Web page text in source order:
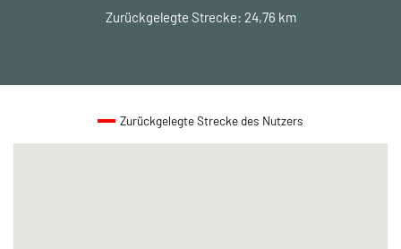
Zurückgelegte Strecke: 24,76 km
Zurückgelegte Strecke des Nutzers